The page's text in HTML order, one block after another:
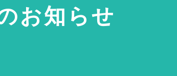
お知らせ